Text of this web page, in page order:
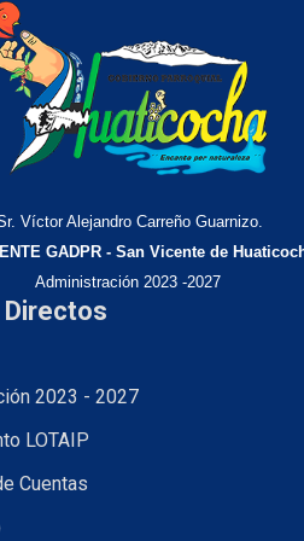
Víctor Alejandro Carreño Guarnizo.
GADPR - San Vicente de
Administración 2023 -2027
Directos
2023 - 2027
LOTAIP
Cuentas